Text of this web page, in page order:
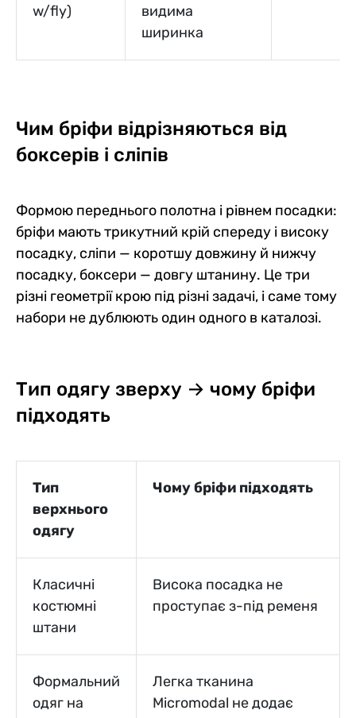
w/fly)
видима
ширинка
Чим бріфи відрізняються від
боксерів і сліпів
Формою переднього полотна і рівнем посадки:
бріфи мають трикутний крій спереду і високу
посадку, сліпи — коротшу довжину й нижчу
посадку, боксери — довгу штанину. Це три
різні геометрії крою під різні задачі, і саме тому
набори не дублюють один одного в каталозі.
Тип одягу зверху → чому бріфи
підходять
Тип
верхнього
одягу
Чому бріфи підходять
Класичні
костюмні
штани
Висока посадка не
проступає з-під ременя
Формальний
одяг на
Легка тканина
Micromodal не додає